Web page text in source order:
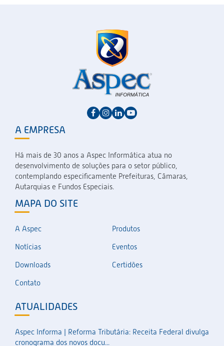
A EMPRESA
Há mais de 30 anos a Aspec Informática atua no
desenvolvimento de soluções para o setor público,
contemplando especificamente Prefeituras, Câmaras,
Autarquias e Fundos Especiais.
MAPA DO SITE
A Aspec
Produtos
Notícias
Eventos
Downloads
Certidões
Contato
ATUALIDADES
Aspec Informa | Reforma Tributária: Receita Federal divulga
cronograma dos novos docu...